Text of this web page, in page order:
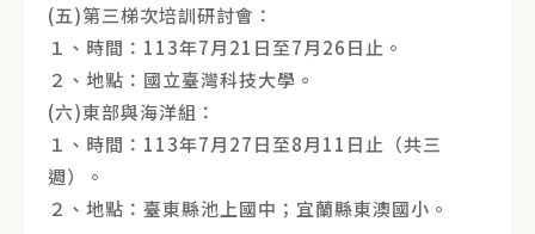
(五)第三梯次培訓研討會：
１、時間：113年7月21日至7月26日止。
２、地點：國立臺灣科技大學。
(六)東部與海洋組：
１、時間：113年7月27日至8月11日止（共三
週）。
２、地點：臺東縣池上國中；宜蘭縣東澳國小。